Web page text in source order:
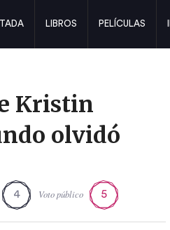
LIBROS PELÍCULAS
Kristin
olvidó
4 Voto público 5